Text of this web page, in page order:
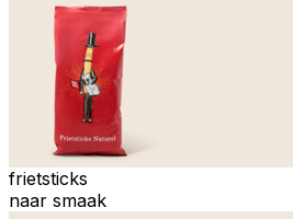
frietsticks
naar smaak